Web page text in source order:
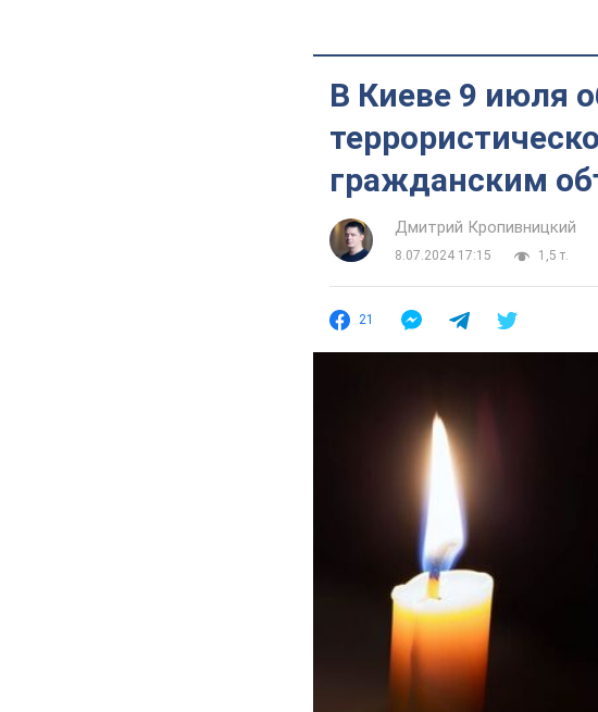
В Киеве 9 июля
гражданским
Дмитрий Кропивницкий
8.07.2024 17:15
1,5 т.
21